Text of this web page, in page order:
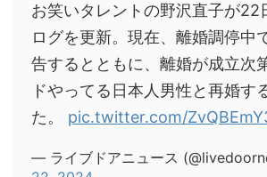
お笑いタレントの野沢直子が22
ログを更新。現在、離婚調停中
告するとともに、離婚が成立次
ドやってる日本人男性と再婚す
た。 pic.twitter.com/
— ライブドアニュース